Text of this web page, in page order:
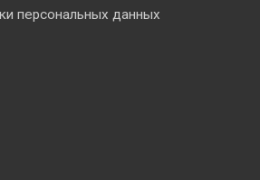
персональных данных